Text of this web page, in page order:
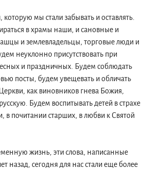
мы стали забывать и оставлять.
в храмы наши, и сановные и
и землевладельцы, торговые люди и
неуклонно присутствовать при
и праздничных. Будем соблюдать
посты, будем увещевать и обличать
как виновников гнева Божия,
Будем воспитывать детей в страхе
в почитании старших, в любви к Святой
жизнь, эти слова, написанные
назад, сегодня для нас стали еще более